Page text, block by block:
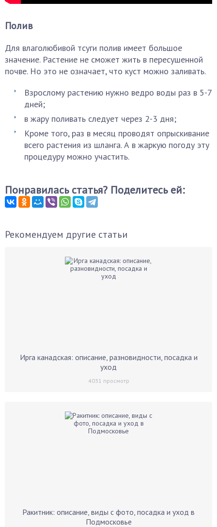
Полив
Для влаголюбивой тсуги полив имеет большое
значение. Растение не сможет жить в пересушенной
почве. Но это не означает, что куст можно заливать.
Взрослому растению нужно ведро воды раз в 5-7
дней;
в жару поливать следует через 2-3 дня;
Кроме того, раз в месяц проводят опрыскивание
всего растения из шланга. А в жаркую погоду эту
процедуру можно участить.
Понравилась статья? Поделитесь ей:
Рекомендуем другие статьи
Ирга канадская: описание, разновидности, посадка и
уход
4031 просмотр
Ракитник: описание, виды с фото, посадка и уход в
Подмосковье